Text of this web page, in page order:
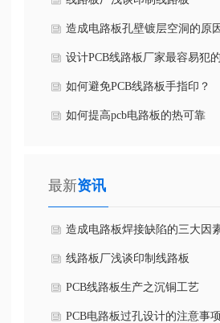
造成电路板孔壁镀层空洞的原
是什么
设计PCB线路板厂家最容易犯
六个常见问题
如何避免PCB线路板手指印？
如何提高pcb电路板的热可靠
最新资讯
造成电路板焊接缺陷的三大因
详解
线路板厂浅谈印制线路板
PCB线路板生产之沉铜工艺
PCB电路板过孔设计的注意事